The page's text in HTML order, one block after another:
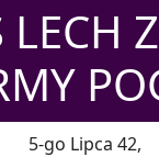
LECH
5-go Lipca 42,